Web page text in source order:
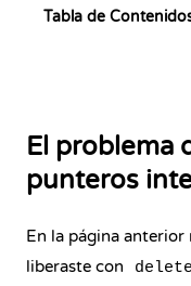
El problema
punteros
En la página anterior
liberaste con
delete
Tabla de